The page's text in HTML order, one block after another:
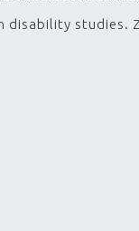
disability studies.